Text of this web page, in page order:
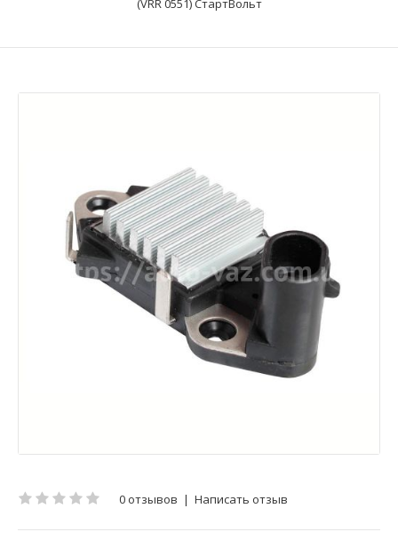
(VRR 0551) СтартВольт
0 отзывов | Написать отзыв